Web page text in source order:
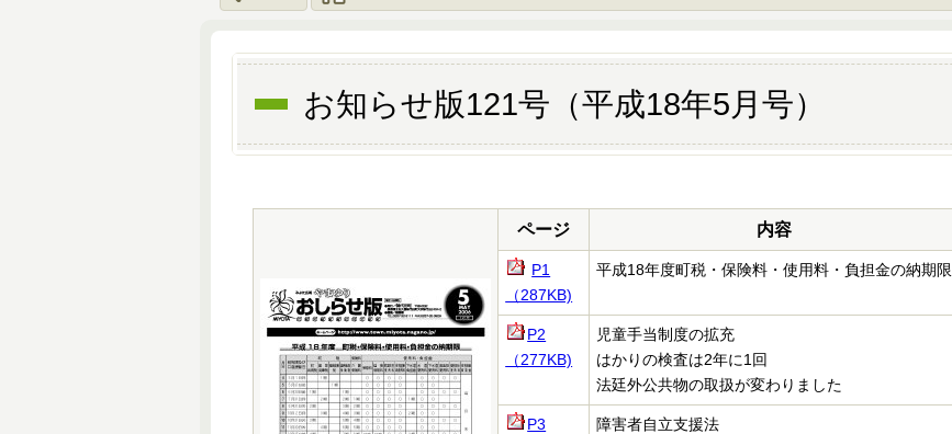
お知らせ版121号（平成18年5月号）
ページ 内容
P1
（287KB)
平成18年度町税・保険料・使用料・負担金の納期限
P2
（277KB)
児童手当制度の拡充
はかりの検査は2年に1回
法廷外公共物の取扱が変わりました
P3
障害者自立支援法